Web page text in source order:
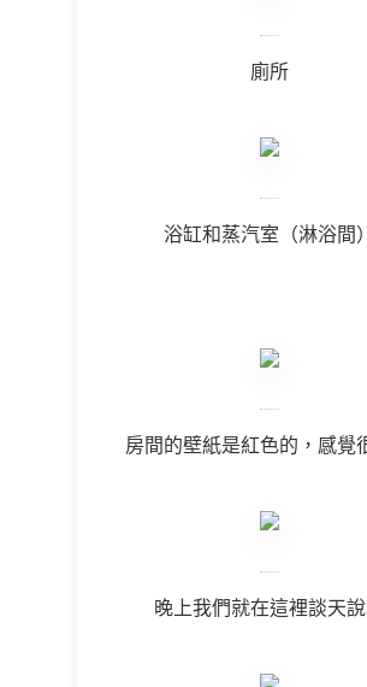
廁所
浴缸和蒸汽室（淋浴間）
房間的壁紙是紅色的，感覺
晚上我們就在這裡談天